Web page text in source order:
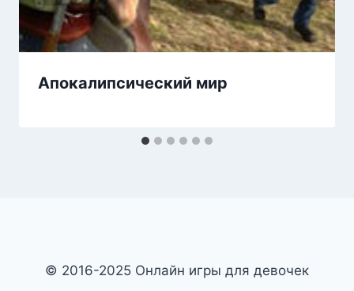
Апокалипсический мир
© 2016-2025 Онлайн игры для девочек